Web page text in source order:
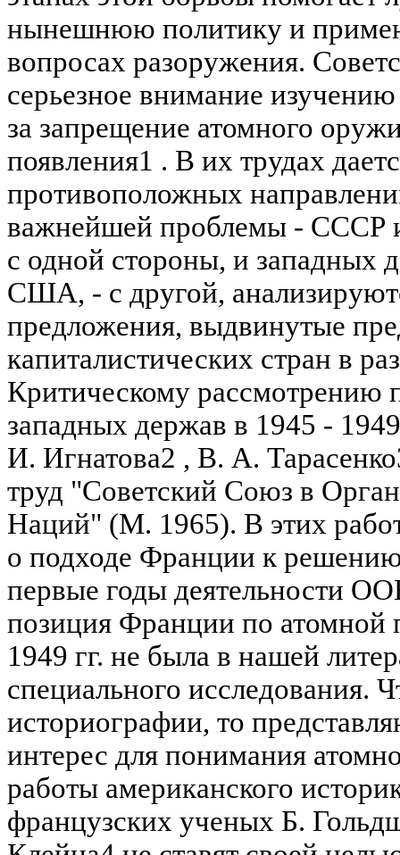
нынешнюю политику и
вопросах разоружения.
серьезное внимание
за запрещение атомного
появления1 . В их трудах
противоположных
важнейшей проблемы - СССР
с одной стороны, и западных
США, - с другой,
предложения, выдвинутые
капиталистических стран в
Критическому
западных держав в 1945 -
И. Игнатова2 , В. А.
труд "Советский Союз в
Наций" (М. 1965). В этих
о подходе Франции к
первые годы деятельности
позиция Франции по
1949 гг. не была в нашей
специального исследования.
историографии, то
интерес для понимания
работы американского
французских ученых Б.